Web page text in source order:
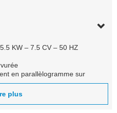
KW – 7.5 CV – 50 HZ
en parallèlogramme sur
plus